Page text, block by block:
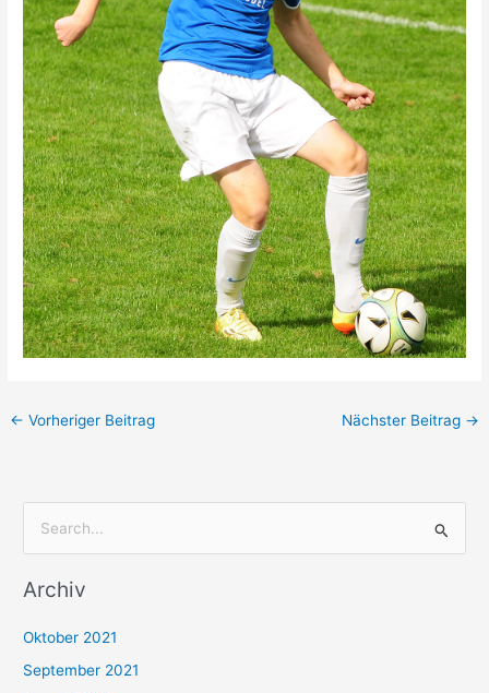
← Vorheriger Beitrag Nächster Beitrag →
c
n
Archiv
Oktober 2021
September 2021